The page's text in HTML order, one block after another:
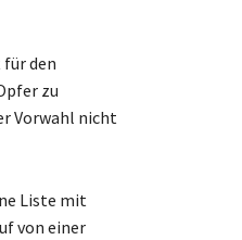
den
zu
Vorwahl nicht
Liste mit
von einer